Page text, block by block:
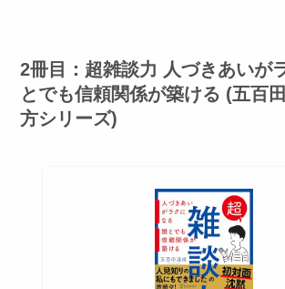
2冊目：超雑談力 人づきあいが
とでも信頼関係が築ける (五百
方シリーズ)